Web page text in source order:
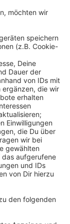
neue Stellen
der
momentan
Eltern der
mehr
zum